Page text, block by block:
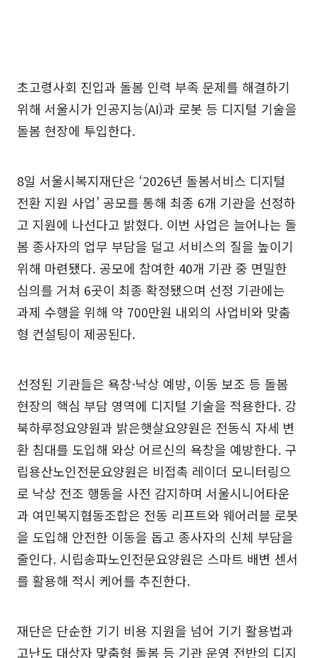
초고령사회 진입과 돌봄 인력 부족 문제를 해결하기
위해 서울시가 인공지능(AI)과 로봇 등 디지털 기술을
돌봄 현장에 투입한다.
8일 서울시복지재단은 ‘2026년 돌봄서비스 디지털
전환 지원 사업’ 공모를 통해 최종 6개 기관을 선정하
고 지원에 나선다고 밝혔다. 이번 사업은 늘어나는 돌
봄 종사자의 업무 부담을 덜고 서비스의 질을 높이기
위해 마련됐다. 공모에 참여한 40개 기관 중 면밀한
심의를 거쳐 6곳이 최종 확정됐으며 선정 기관에는
과제 수행을 위해 약 700만원 내외의 사업비와 맞춤
형 컨설팅이 제공된다.
선정된 기관들은 욕창·낙상 예방, 이동 보조 등 돌봄
현장의 핵심 부담 영역에 디지털 기술을 적용한다. 강
북하루정요양원과 밝은햇살요양원은 전동식 자세 변
환 침대를 도입해 와상 어르신의 욕창을 예방한다. 구
립용산노인전문요양원은 비접촉 레이더 모니터링으
로 낙상 전조 행동을 사전 감지하며 서울시니어타운
과 여민복지협동조합은 전동 리프트와 웨어러블 로봇
을 도입해 안전한 이동을 돕고 종사자의 신체 부담을
줄인다. 시립송파노인전문요양원은 스마트 배변 센서
를 활용해 적시 케어를 추진한다.
재단은 단순한 기기 비용 지원을 넘어 기기 활용법과
고난도 대상자 맞춤형 돌봄 등 기관 운영 전반의 디지